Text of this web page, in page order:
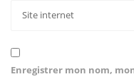
Enregistrer mon nom,